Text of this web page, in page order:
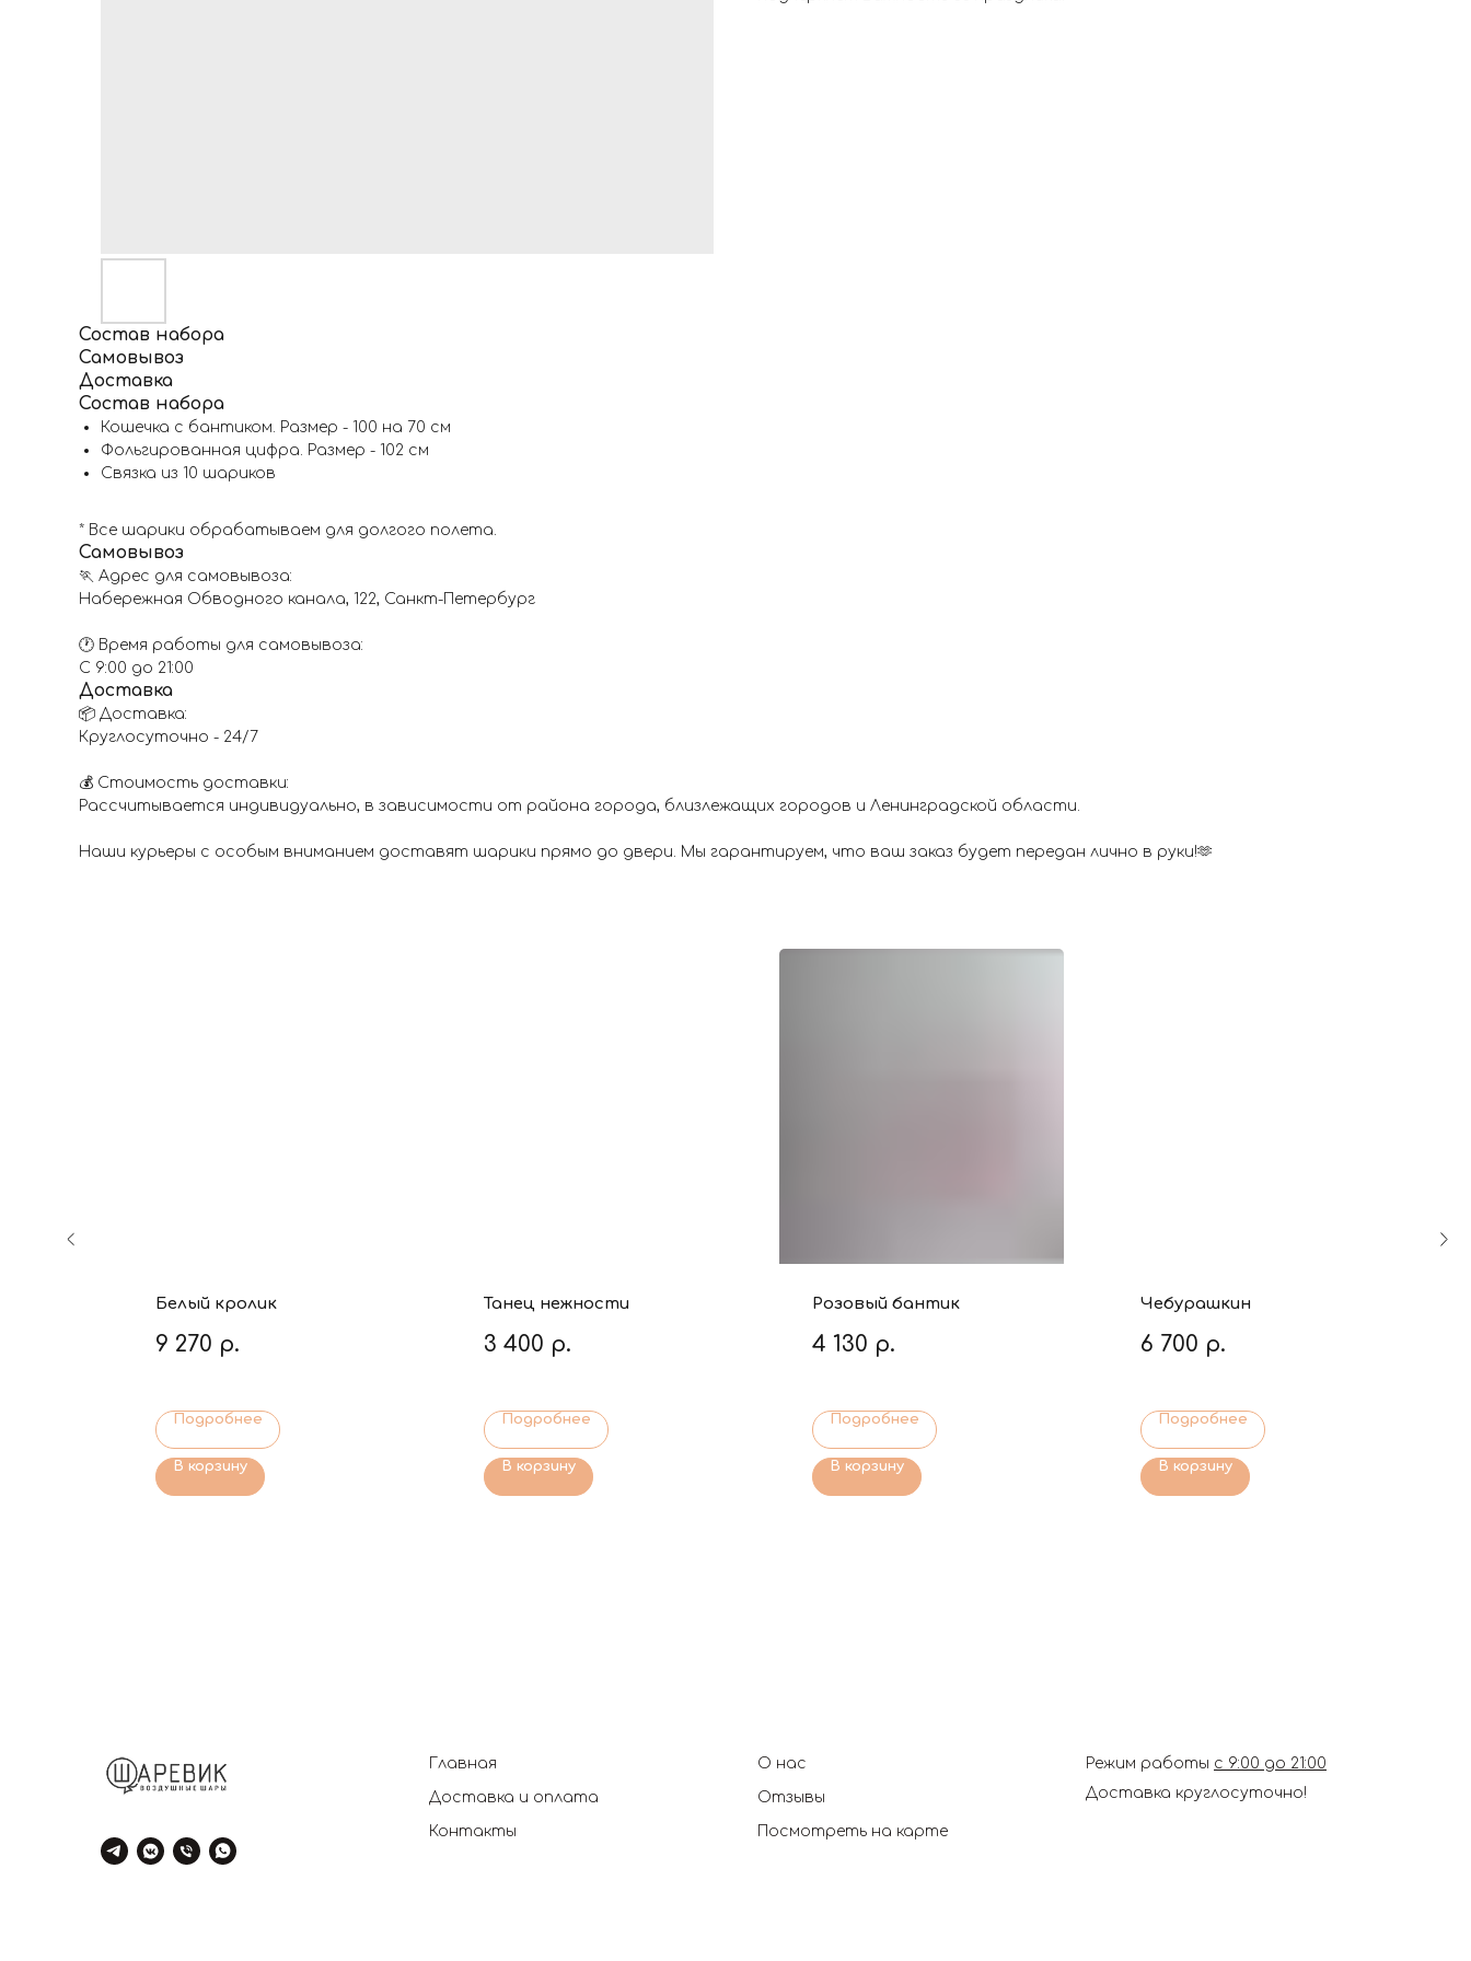
Состав набора
Самовывоз
Доставка
Состав набора
Кошечка с бантиком. Размер - 100 на 70 см
Фольгированная цифра. Размер - 102 см
Связка из 10 шариков
* Все шарики обрабатываем для долгого полета.
Самовывоз
🏃 Адрес для самовывоза:
Набережная Обводного канала, 122, Санкт-Петербург
🕐 Время работы для самовывоза:
С 9:00 до 21:00
Доставка
📦 Доставка:
Круглосуточно - 24/7
💰 Стоимость доставки:
Рассчитывается индивидуально, в зависимости от района города, близлежащих городов и Ленинградской области.
Наши курьеры с особым вниманием доставят шарики прямо до двери. Мы гарантируем, что ваш заказ будет передан лично в руки!🫶
Белый кролик
9 270 р.
Подробнее
В корзину
Танец нежности
3 400 р.
Подробнее
В корзину
Розовый бантик
4 130 р.
Подробнее
В корзину
Чебурашкин
6 700 р.
Подробнее
В корзину
Главная
Доставка и оплата
Контакты
О нас
Отзывы
Посмотреть на карте
Режим работы с 9:00 до 21:00
Доставка круглосуточно!